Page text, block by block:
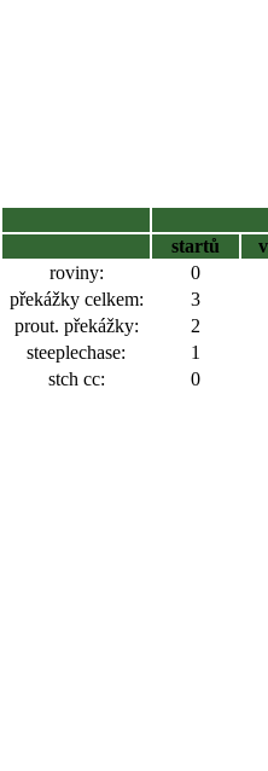
startů
roviny:
0
překážky celkem:
3
prout. překážky:
2
steeplechase:
1
stch cc:
0